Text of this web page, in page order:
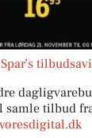
Spar’s
samle tilbud